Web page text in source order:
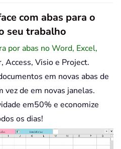
com abas para o
seu trabalho
por abas no Word, Excel,
Access, Visio e Project.
em novas abas de
vez de em novas janelas.
em50% e economize
os dias!